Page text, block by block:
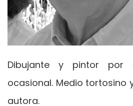
Dibujante y pintor por
ocasional. Medio tortosino
autora.